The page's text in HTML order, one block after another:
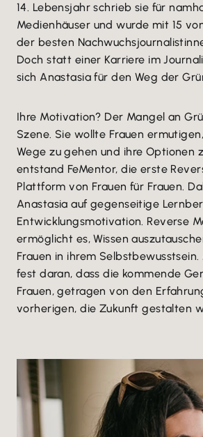
14. Lebensjahr schrieb sie für
Medienhäuser und wurde mit 15
der besten
Doch statt einer Karriere im
sich Anastasia für den Weg der
Ihre Motivation? Der Mangel an
Szene. Sie wollte Frauen
Wege zu gehen und ihre Optionen
entstand FeMentor, die erste
Plattform von Frauen für Frauen.
Anastasia auf gegenseitige
Entwicklungsmotivation. Reverse
ermöglicht es, Wissen
Frauen in ihrem
fest daran, dass die kommende
Frauen, getragen von den
vorherigen, die Zukunft gestalten